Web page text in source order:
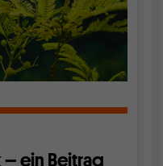
ein Beitrag